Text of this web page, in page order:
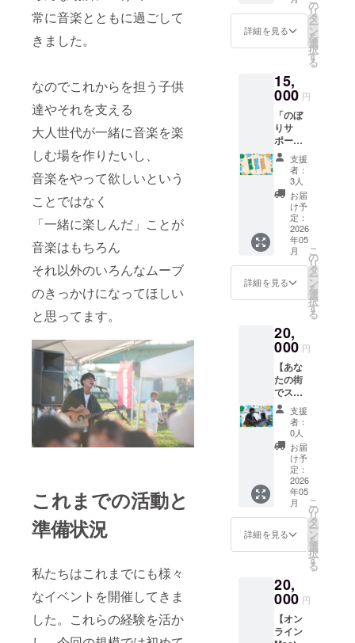
常に音楽とともに過ごして
きました。
なのでこれからを担う子供
達やそれを支える
大人世代が一緒に音楽を楽
しむ場を作りたいし、
音楽をやって欲しいという
ことではなく
「一緒に楽しんだ」ことが
音楽はもちろん
それ以外のいろんなムーブ
のきっかけになってほしい
と思ってます。
これまでの活動と
準備状況
私たちはこれまでにも様々
なイベントを開催してきま
した。これらの経験を活か
配布予
【リ
ター
影の厳
選した
一枚で
作成し
たメモ
リアル
ポスト
カード
・当日
会場に
設置の
パネル
にご支
援者様
のお名
載致し
ます(選
択可) ・
間：
2026年
5月9日
のイベ
ント当
日のみ
・掲載
方法：
文字の
み可 ・
注意事
項：支
援時、
必ず備
考欄に
希望さ
れるお
ご記入
くださ
い
したサ
イン入
りメモ
・Tシャ
ツ
(S,M,L,
XL,2XL,
3XL) ※
会場受
け取り
も可 ※
発送先
のご住
所は自
動的に
取得さ
れます
ので、
必要は
ござい
【リ
ター
ン】 ・
一枚で
作成し
たメモ
リアル
ポスト
カード
※カード
にお名
前を記
載させ
て頂き
たいの
で備考
欄に必
ずご記
載くだ
さい。
ライブ
(1時
間〜2時
間)を開
す。
【リ
ター
ン】 ・
ピアノ
弾き語
りライ
ブ ※会
場・日
時等は
改めて
お知ら
せいた
しま
す。
詳細を見る
の
リ
タ
ー
ン
を
選
択
す
る
15,
000 円
「のぼ
りサ
ポー
タープ
ラン」
野外イ
ベント
の定番
でもあ
る「の
り」。
通り掛
かった
イベン
トのこ
らない
方や遠
くから
気に
なって
くれて
いる方
に「な
んか楽
しそう
なイベ
ント
やって
る！」
と参加
しても
らう
す。
【リ
ター
ン】 ・
のぼり
支援
者：
3人
お届
け予
定：
2026
年05
月
詳細を見る
こ
の
リ
タ
ー
ン
を
選
択
す
る
20,
000 円
【あな
たの街
でスト
リート
ライ
ブ】 ご
支援頂
いた方
の指名
した場
所(大阪
府内・
駅前な
ど)でス
トリー
トライ
いま
す。 20
分×3ス
テージ
想定、
支援
者：
0人
お届
け予
定：
2026
年05
月
詳細を見る
こ
の
リ
タ
ー
ン
を
選
択
す
る
20,
000 円
【オン
ライン